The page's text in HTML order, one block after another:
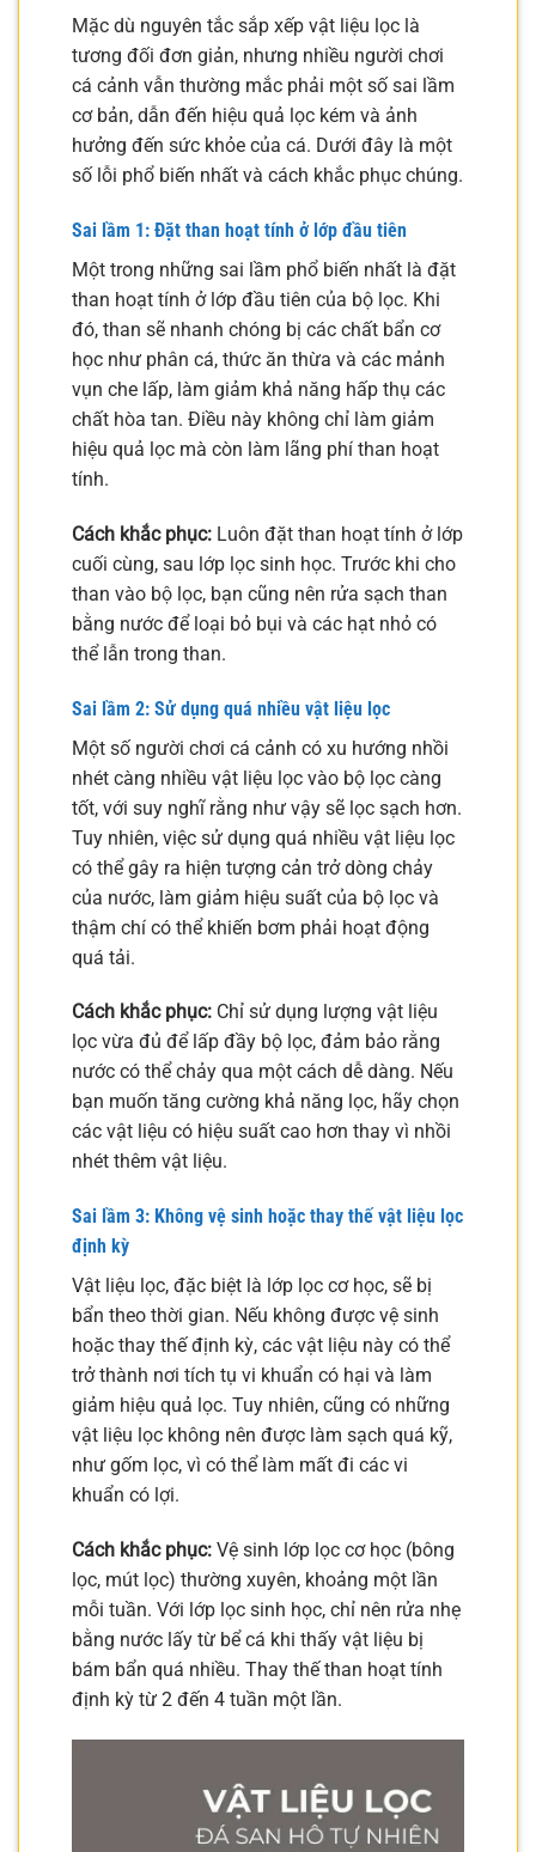
Mặc dù nguyên tắc sắp xếp vật liệu lọc là
tương đối đơn giản, nhưng nhiều người chơi
cá cảnh vẫn thường mắc phải một số sai lầm
cơ bản, dẫn đến hiệu quả lọc kém và ảnh
hưởng đến sức khỏe của cá. Dưới đây là một
số lỗi phổ biến nhất và cách khắc phục chúng.
Sai lầm 1: Đặt than hoạt tính ở lớp đầu tiên
Một trong những sai lầm phổ biến nhất là đặt
than hoạt tính ở lớp đầu tiên của bộ lọc. Khi
đó, than sẽ nhanh chóng bị các chất bẩn cơ
học như phân cá, thức ăn thừa và các mảnh
vụn che lấp, làm giảm khả năng hấp thụ các
chất hòa tan. Điều này không chỉ làm giảm
hiệu quả lọc mà còn làm lãng phí than hoạt
tính.
Cách khắc phục: Luôn đặt than hoạt tính ở lớp
cuối cùng, sau lớp lọc sinh học. Trước khi cho
than vào bộ lọc, bạn cũng nên rửa sạch than
bằng nước để loại bỏ bụi và các hạt nhỏ có
thể lẫn trong than.
Sai lầm 2: Sử dụng quá nhiều vật liệu lọc
Một số người chơi cá cảnh có xu hướng nhồi
nhét càng nhiều vật liệu lọc vào bộ lọc càng
tốt, với suy nghĩ rằng như vậy sẽ lọc sạch hơn.
Tuy nhiên, việc sử dụng quá nhiều vật liệu lọc
có thể gây ra hiện tượng cản trở dòng chảy
của nước, làm giảm hiệu suất của bộ lọc và
thậm chí có thể khiến bơm phải hoạt động
quá tải.
Cách khắc phục: Chỉ sử dụng lượng vật liệu
lọc vừa đủ để lấp đầy bộ lọc, đảm bảo rằng
nước có thể chảy qua một cách dễ dàng. Nếu
bạn muốn tăng cường khả năng lọc, hãy chọn
các vật liệu có hiệu suất cao hơn thay vì nhồi
nhét thêm vật liệu.
Sai lầm 3: Không vệ sinh hoặc thay thế vật liệu lọc
định kỳ
Vật liệu lọc, đặc biệt là lớp lọc cơ học, sẽ bị
bẩn theo thời gian. Nếu không được vệ sinh
hoặc thay thế định kỳ, các vật liệu này có thể
trở thành nơi tích tụ vi khuẩn có hại và làm
giảm hiệu quả lọc. Tuy nhiên, cũng có những
vật liệu lọc không nên được làm sạch quá kỹ,
như gốm lọc, vì có thể làm mất đi các vi
khuẩn có lợi.
Cách khắc phục: Vệ sinh lớp lọc cơ học (bông
lọc, mút lọc) thường xuyên, khoảng một lần
mỗi tuần. Với lớp lọc sinh học, chỉ nên rửa nhẹ
bằng nước lấy từ bể cá khi thấy vật liệu bị
bám bẩn quá nhiều. Thay thế than hoạt tính
định kỳ từ 2 đến 4 tuần một lần.